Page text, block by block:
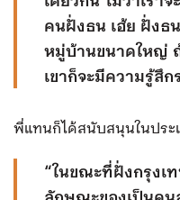
คนฝั่งธน เฮ้ย ฝั่งธ
หมู่บ้านขนาดใหญ่
เขาก็จะมีความรู้สึ
พี่แทนก็ได้สนับสนุนในประ
“ในขณะที่ฝั่งกรุงเ